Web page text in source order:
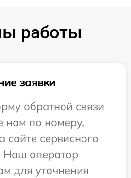
работы
заявки
обратной связи
нам по номеру,
сайте сервисного
Наш оператор
для уточнения